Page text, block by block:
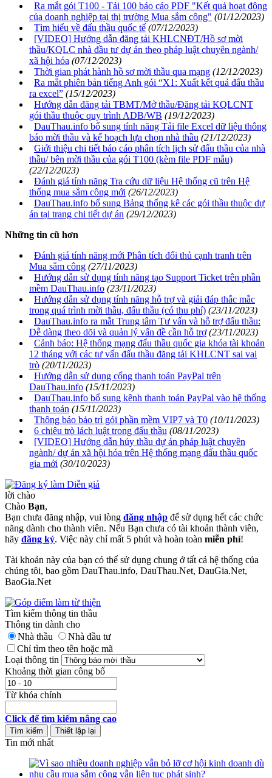
Ra mắt gói T100 - Tải 100 báo cáo PDF "Kết quả hoạt động
của doanh nghiệp tại thị trường Mua sắm công" (01/12/2023)
Tìm hiểu về đấu thầu quốc tế (07/12/2023)
[VIDEO] Hướng dẫn đăng tải KHLCNĐT/Hồ sơ mời
thầu/KQLC nhà đầu tư dự án theo pháp luật chuyên ngành/
xã hội hóa (07/12/2023)
Thời gian phát hành hồ sơ mời thầu qua mạng (12/12/2023)
Ra mắt phiên bản tiếng Anh gói “X1: Xuất kết quả đấu thầu
ra excel” (15/12/2023)
Hướng dẫn đăng tải TBMT/Mở thầu/Đăng tải KQLCNT
gói thầu thuộc quy trình ADB/WB (19/12/2023)
DauThau.info bổ sung tính năng Tải file Excel dữ liệu thông
báo mời thầu và kế hoạch lựa chọn nhà thầu (21/12/2023)
Giới thiệu chi tiết báo cáo phân tích lịch sử đấu thầu của nhà
thầu/ bên mời thầu của gói T100 (kèm file PDF mẫu)
(22/12/2023)
Đánh giá tính năng Tra cứu dữ liệu Hệ thống cũ trên Hệ
thống mua sắm công mới (26/12/2023)
DauThau.info bổ sung Bảng thống kê các gói thầu thuộc dự
án tại trang chi tiết dự án (29/12/2023)
Những tin cũ hơn
Đánh giá tính năng mới Phân tích đối thủ cạnh tranh trên
Mua sắm công (27/11/2023)
Hướng dẫn sử dụng tính năng tạo Support Ticket trên phần
mềm DauThau.info (23/11/2023)
Hướng dẫn sử dụng tính năng hỗ trợ và giải đáp thắc mắc
trong quá trình mời thầu, đấu thầu (có thu phí) (23/11/2023)
DauThau.info ra mắt Trung tâm Tư vấn và hỗ trợ đấu thầu:
Dễ dàng theo dõi và quản lý vấn đề cần hỗ trợ (23/11/2023)
Cảnh báo: Hệ thống mạng đấu thầu quốc gia khóa tài khoản
12 tháng với các tư vấn đấu thầu đăng tải KHLCNT sai vai
trò (20/11/2023)
Hướng dẫn sử dụng cổng thanh toán PayPal trên
DauThau.info (15/11/2023)
DauThau.info bổ sung kênh thanh toán PayPal vào hệ thống
thanh toán (15/11/2023)
Thông báo bảo trì gói phần mềm VIP7 và T0 (10/11/2023)
6 chiêu trò lách luật trong đấu thầu (08/11/2023)
[VIDEO] Hướng dẫn hủy thầu dự án pháp luật chuyên
ngành/ dự án xã hội hóa trên Hệ thống mạng đấu thầu quốc
gia mới (30/10/2023)
lời chào
Chào Bạn,
Bạn chưa đăng nhập, vui lòng đăng nhập để sử dụng hết các chức
năng dành cho thành viên. Nếu Bạn chưa có tài khoản thành viên,
hãy đăng ký. Việc này chỉ mất 5 phút và hoàn toàn miễn phí!
Tài khoản này của bạn có thể sử dụng chung ở tất cả hệ thống của
chúng tôi, bao gồm DauThau.info, DauThau.Net, DauGia.Net,
BaoGia.Net
Tìm kiếm thông tin thầu
Thông tin dành cho
Nhà thầu
Nhà đầu tư
Chỉ tìm theo tên hoặc mã
Loại thông tin
Khoảng thời gian công bố
Từ khóa chính
Click để tìm kiếm nâng cao
Tin mới nhất